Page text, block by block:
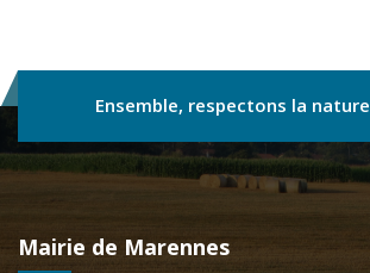
Ensemble, respectons la nature
Mairie de Marennes